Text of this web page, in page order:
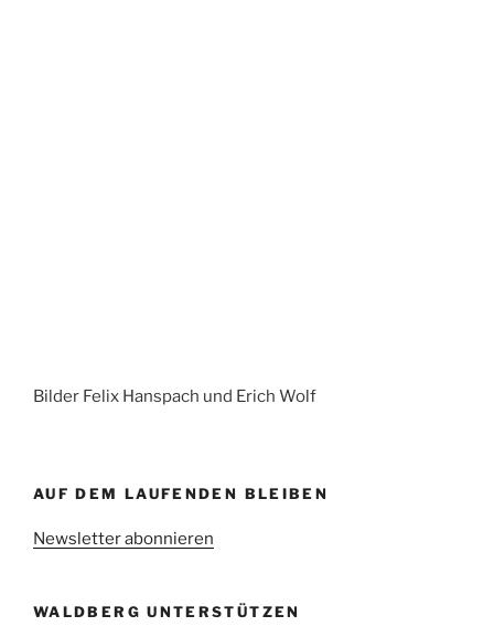
Bilder Felix Hanspach und Erich Wolf
AUF DEM LAUFENDEN BLEIBEN
Newsletter abonnieren
WALDBERG UNTERSTÜTZEN